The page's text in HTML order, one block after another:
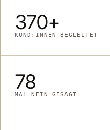
370+
KUND:INNEN BEGLEITET
78
MAL NEIN GESAGT